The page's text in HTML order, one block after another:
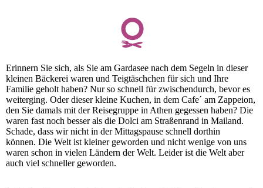
Erinnern Sie sich, als Sie am Gardasee nach dem Segeln in dieser
kleinen Bäckerei waren und Teigtäschchen für sich und Ihre
Familie geholt haben? Nur so schnell für zwischendurch, bevor es
weiterging. Oder dieser kleine Kuchen, in dem Cafe´ am Zappeion,
den Sie damals mit der Reisegruppe in Athen gegessen haben? Die
waren fast noch besser als die Dolci am Straßenrand in Mailand.
Schade, dass wir nicht in der Mittagspause schnell dorthin
können. Die Welt ist kleiner geworden und nicht wenige von uns
waren schon in vielen Ländern der Welt. Leider ist die Welt aber
auch viel schneller geworden.